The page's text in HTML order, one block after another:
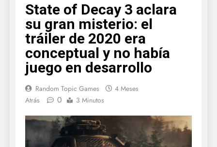
State of Decay 3 aclara
su gran misterio: el
tráiler de 2020 era
conceptual y no había
juego en desarrollo
Random Topic Games
4 Meses
Atrás
0 3 Minutos